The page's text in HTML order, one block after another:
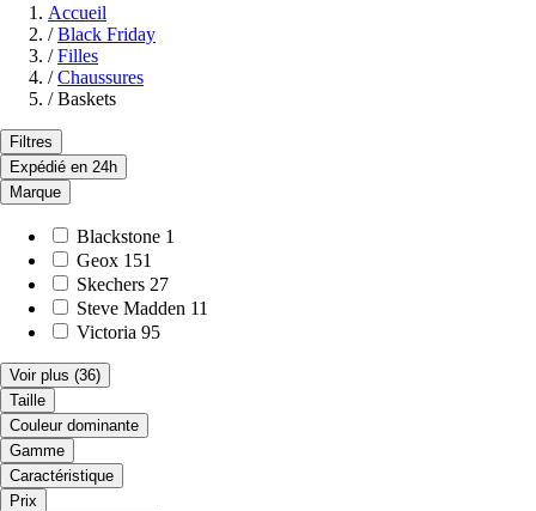
Accueil
/ Black Friday
/ Filles
/ Chaussures
/ Baskets
Filtres
Expédié en 24h
Marque
Blackstone 1
Geox 151
Skechers 27
Steve Madden 11
Victoria 95
Voir plus (36)
Taille
Couleur dominante
Gamme
Caractéristique
Prix